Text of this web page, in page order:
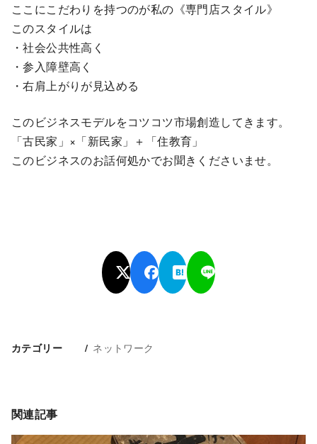
ここにこだわりを持つのが私の《専門店スタイル》
このスタイルは
・社会公共性高く
・参入障壁高く
・右肩上がりが見込める
このビジネスモデルをコツコツ市場創造してきます。
「古民家」×「新民家」＋「住教育」
このビジネスのお話何処かでお聞きくださいませ。
カテゴリー ネットワーク
関連記事